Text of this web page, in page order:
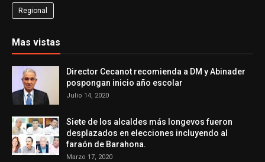
Regional
Mas vistas
Director Cecanot recomienda a DM y Abinader
pospongan inicio año escolar
Julio 14, 2020
Siete de los alcaldes más longevos fueron
desplazados en elecciones incluyendo al
faraón de Barahona.
Marzo 17, 2020